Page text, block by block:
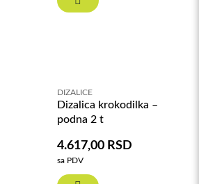
DIZALICE
Dizalica krokodilka –
podna 2 t
4.617,00 RSD
sa PDV